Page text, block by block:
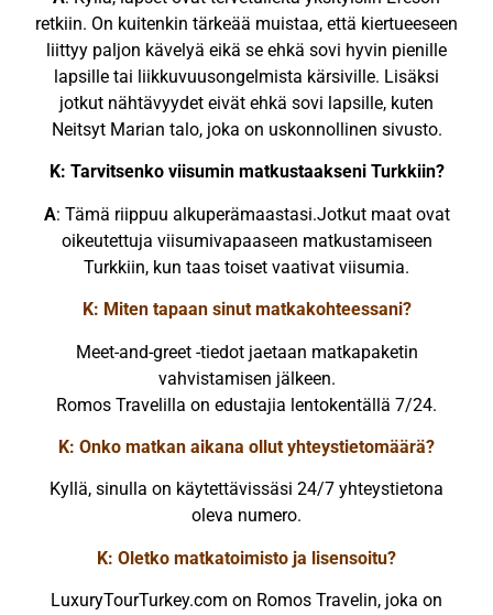
retkiin. On kuitenkin tärkeää muistaa, että kiertueeseen
liittyy paljon kävelyä eikä se ehkä sovi hyvin pienille
lapsille tai liikkuvuusongelmista kärsiville. Lisäksi
jotkut nähtävyydet eivät ehkä sovi lapsille, kuten
Neitsyt Marian talo, joka on uskonnollinen sivusto.
K: Tarvitsenko viisumin matkustaakseni Turkkiin?
A: Tämä riippuu alkuperämaastasi.Jotkut maat ovat
oikeutettuja viisumivapaaseen matkustamiseen
Turkkiin, kun taas toiset vaativat viisumia.
K: Miten tapaan sinut matkakohteessani?
Meet-and-greet -tiedot jaetaan matkapaketin
vahvistamisen jälkeen.
Romos Travelilla on edustajia lentokentällä 7/24.
K: Onko matkan aikana ollut yhteystietomäärä?
Kyllä, sinulla on käytettävissäsi 24/7 yhteystietona
oleva numero.
K: Oletko matkatoimisto ja lisensoitu?
LuxuryTourTurkey.com on Romos Travelin, joka on